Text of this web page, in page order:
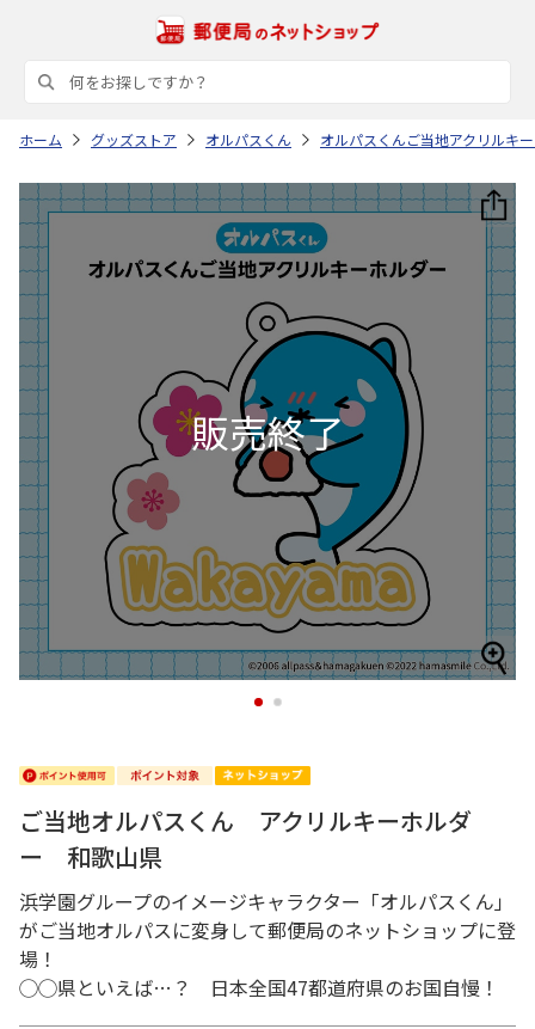
ホーム グッズストア オルパスくん オルパスくんご当地アクリルキ
1 2
ご当地オルパスくん アクリルキーホルダ
ー 和歌山県
浜学園グループのイメージキャラクター「オルパスくん」
がご当地オルパスに変身して郵便局のネットショップに登
場！
◯◯県といえば…？ 日本全国47都道府県のお国自慢！